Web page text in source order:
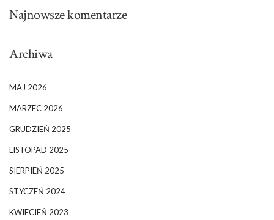
Najnowsze komentarze
Archiwa
MAJ 2026
MARZEC 2026
GRUDZIEŃ 2025
LISTOPAD 2025
SIERPIEŃ 2025
STYCZEŃ 2024
KWIECIEŃ 2023